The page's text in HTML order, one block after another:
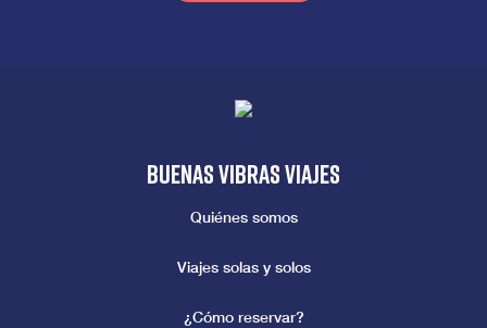
Buenas vibras viajes
Quiénes somos
Viajes solas y solos
¿Cómo reservar?